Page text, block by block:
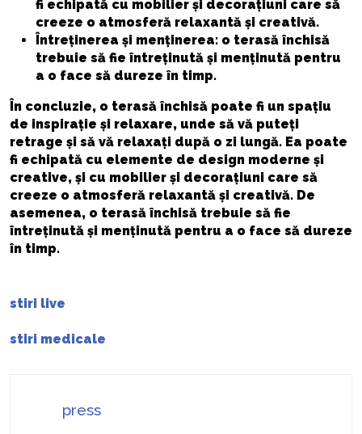
fi echipată cu mobilier și decorațiuni care să
creeze o atmosferă relaxantă și creativă.
Întreținerea și menținerea: o terasă închisă
trebuie să fie întreținută și menținută pentru
a o face să dureze în timp.
În concluzie, o terasă închisă poate fi un spațiu
de inspirație și relaxare, unde să vă puteți
retrage și să vă relaxați după o zi lungă. Ea poate
fi echipată cu elemente de design moderne și
creative, și cu mobilier și decorațiuni care să
creeze o atmosferă relaxantă și creativă. De
asemenea, o terasă închisă trebuie să fie
întreținută și menținută pentru a o face să dureze
în timp.
stiri live
stiri medicale
press